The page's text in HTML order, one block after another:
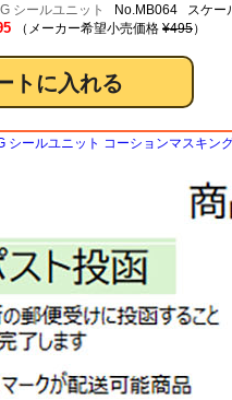
シールユニット
No.MB064 スケー
（メーカー希望小売価格 ¥495）
シールユニット コーションマスキン